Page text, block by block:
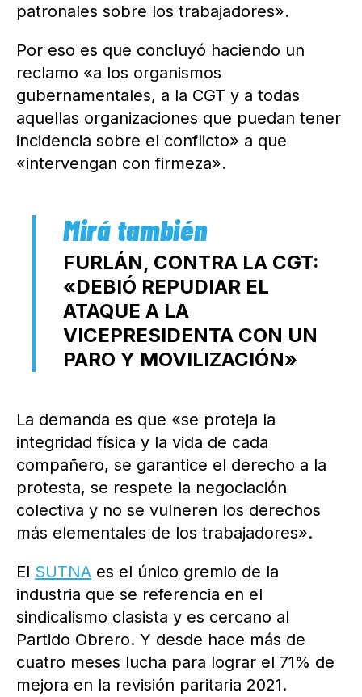
patronales sobre los trabajadores».
Por eso es que concluyó haciendo un
reclamo «a los organismos
gubernamentales, a la CGT y a todas
aquellas organizaciones que puedan tener
incidencia sobre el conflicto» a que
«intervengan con firmeza».
FURLÁN, CONTRA LA CGT:
«DEBIÓ REPUDIAR EL
ATAQUE A LA
VICEPRESIDENTA CON UN
PARO Y MOVILIZACIÓN»
La demanda es que «se proteja la
integridad física y la vida de cada
compañero, se garantice el derecho a la
protesta, se respete la negociación
colectiva y no se vulneren los derechos
más elementales de los trabajadores».
El SUTNA es el único gremio de la
industria que se referencia en el
sindicalismo clasista y es cercano al
Partido Obrero. Y desde hace más de
cuatro meses lucha para lograr el 71% de
mejora en la revisión paritaria 2021.